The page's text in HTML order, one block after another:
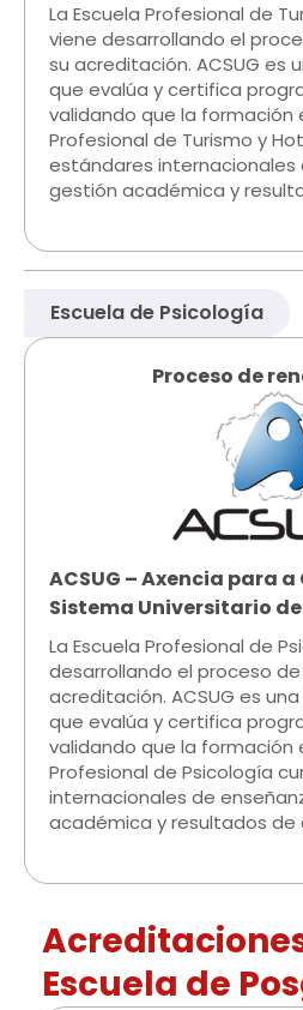
La Escuela Profesional de
viene desarrollando el
su acreditación. ACSUG es
que evalúa y certifica
validando que la formación
Profesional de Turismo y
estándares internacionales
gestión académica y
Escuela de Psicología​​
Proceso de
ACSUG – Axencia para
Sistema Universitario
La Escuela Profesional de
desarrollando el proceso
acreditación. ACSUG es
que evalúa y certifica
validando que la formación
Profesional de Psicología
internacionales de
académica y resultados de
Escuela de